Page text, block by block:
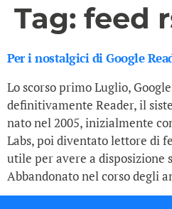
Tag: feed
Per i nostalgici di Google
Lo scorso primo Luglio,
definitivamente Reader, il
nato nel 2005, inizialmente
Labs, poi diventato lettore di
utile per avere a disposizione
Abbandonato nel corso degli